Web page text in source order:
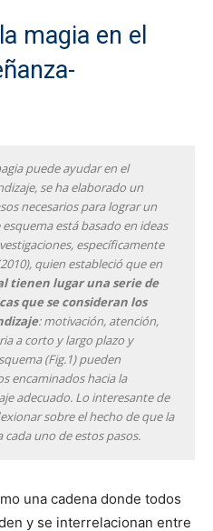
magia en el
puede ayudar en el
se ha elaborado un
necesarios para lograr un
está basado en ideas
específicamente
quien estableció que en
tienen lugar una serie de
que se consideran los
: motivación, atención,
a corto y largo plazo y
(Fig.1) pueden
encaminados hacia la
adecuado. Lo interesante de
sobre el hecho de que la
uno de estos pasos.
una cadena donde todos
y se interrelacionan entre